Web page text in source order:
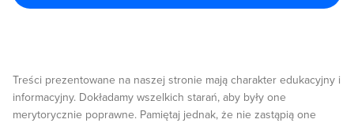
Treści prezentowane na naszej stronie mają charakter edukacyjny i
informacyjny. Dokładamy wszelkich starań, aby były one
merytorycznie poprawne. Pamiętaj jednak, że nie zastąpią one